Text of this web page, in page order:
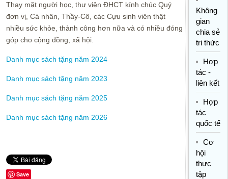
Thay mặt người học, thư viện ĐHCT kính chúc Quý
đơn vị, Cá nhân, Thầy-Cô, các Cựu sinh viên thật
nhiều sức khỏe, thành công hơn nữa và có nhiều đóng
góp cho cộng đồng, xã hội.
Danh mục sách tặng năm 2024
Danh mục sách tặng năm 2023
Danh mục sách tặng năm 2025
Danh mục sách tặng năm 2026
Save
Không
gian
chia sẻ
tri thức
Hợp
tác -
liên kết
Hợp
tác
quốc tế
Cơ
hội
thực
tập